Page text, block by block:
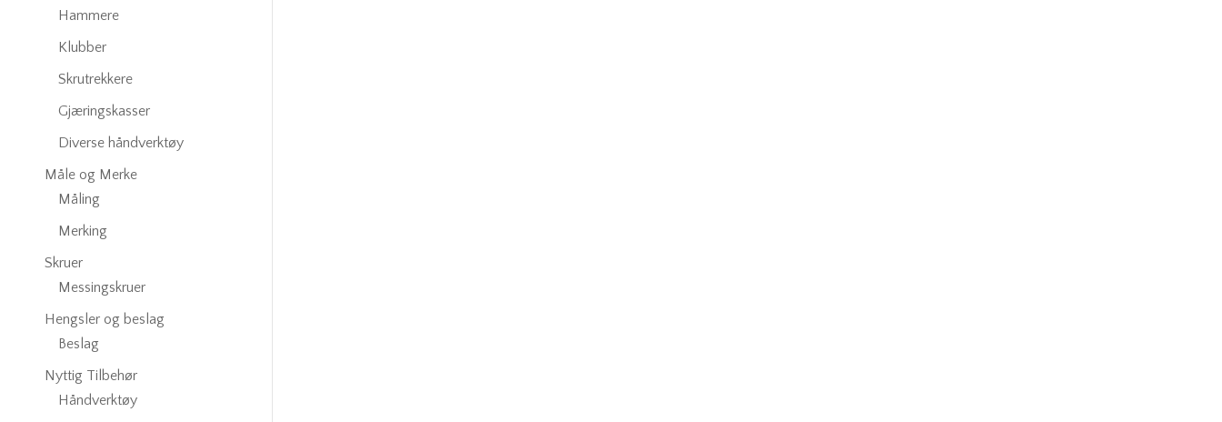
Hammere
Klubber
Skrutrekkere
Gjæringskasser
Diverse håndverktøy
Måle og Merke
Måling
Merking
Skruer
Messingskruer
Hengsler og beslag
Beslag
Nyttig Tilbehør
Håndverktøy